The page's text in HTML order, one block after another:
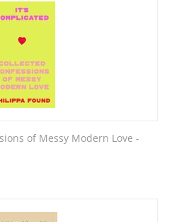
of Messy Modern Love -